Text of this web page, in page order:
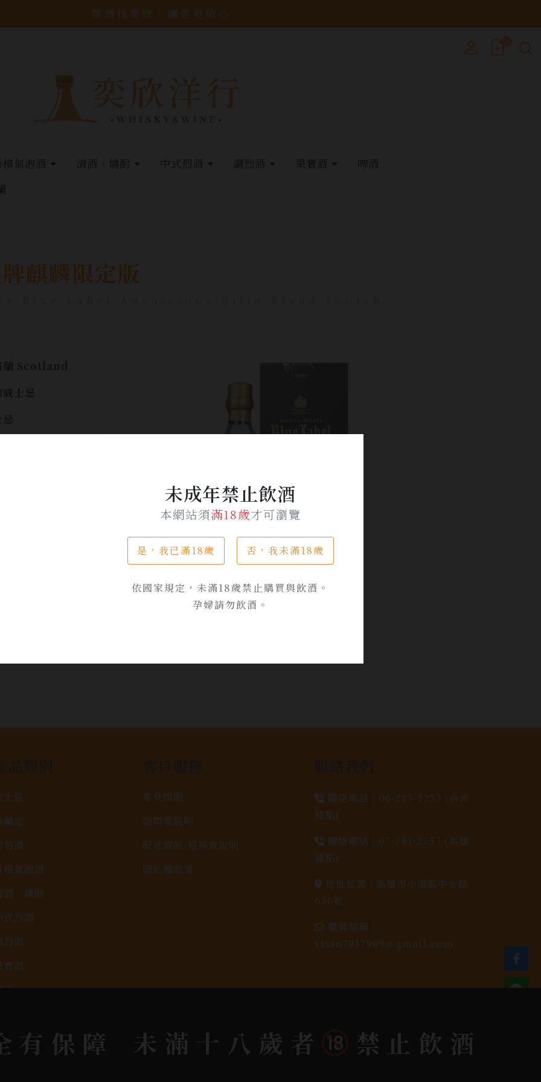
未成年禁止飲酒
本網站須滿18歲才可瀏覽
是，我已滿18歲 否，我未滿18歲
依國家規定，未滿18歲禁止購買與飲酒。
孕婦請勿飲酒。
買酒找奕欣，讓您更放心
檳氣泡酒 清酒、燒酎 中式烈酒 調烈酒 果實酒
啤酒
麒麟限定版
士忌
蘭地
萄酒
檳氣泡酒
酒、燒酎
式烈酒
烈酒
實酒
酒
/ 噶瑪蘭
常見問題
詢問單說明
配送資訊/退換貨說明
隱私權政策
聯絡電話 | 06-223-2253 (台南
據點)
聯絡電話 | 07-791-2757 (高雄
據點)
地址位置 | 高雄市小港區中安路
650號
電郵信箱 |
yixin7917909@gmail.com
有保障 未滿十八歲者 禁止飲酒